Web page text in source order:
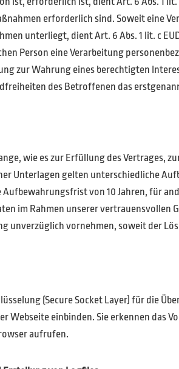
erforderlich sind. Soweit eine
unterliegt, dient Art. 6 Abs. 1 lit. c
Person eine Verarbeitung
zur Wahrung eines berechtigten
des Betroffenen das
wie es zur Erfüllung des Vertrages,
Unterlagen gelten unterschiedliche
von 10 Jahren, für
im Rahmen unserer vertrauensvollen
unverzüglich vornehmen, soweit der
(Secure Socket Layer) für die
Webseite einbinden. Sie erkennen das
aufrufen.